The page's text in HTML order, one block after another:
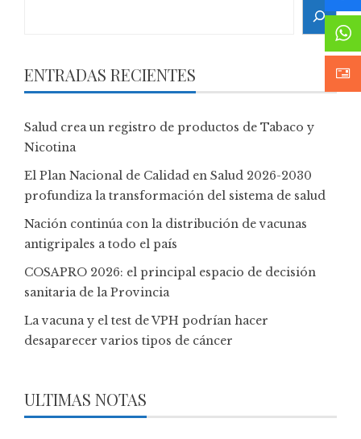
ENTRADAS RECIENTES
Salud crea un registro de productos de Tabaco y
Nicotina
El Plan Nacional de Calidad en Salud 2026-2030
profundiza la transformación del sistema de salud
Nación continúa con la distribución de vacunas
antigripales a todo el país
COSAPRO 2026: el principal espacio de decisión
sanitaria de la Provincia
La vacuna y el test de VPH podrían hacer
desaparecer varios tipos de cáncer
ULTIMAS NOTAS